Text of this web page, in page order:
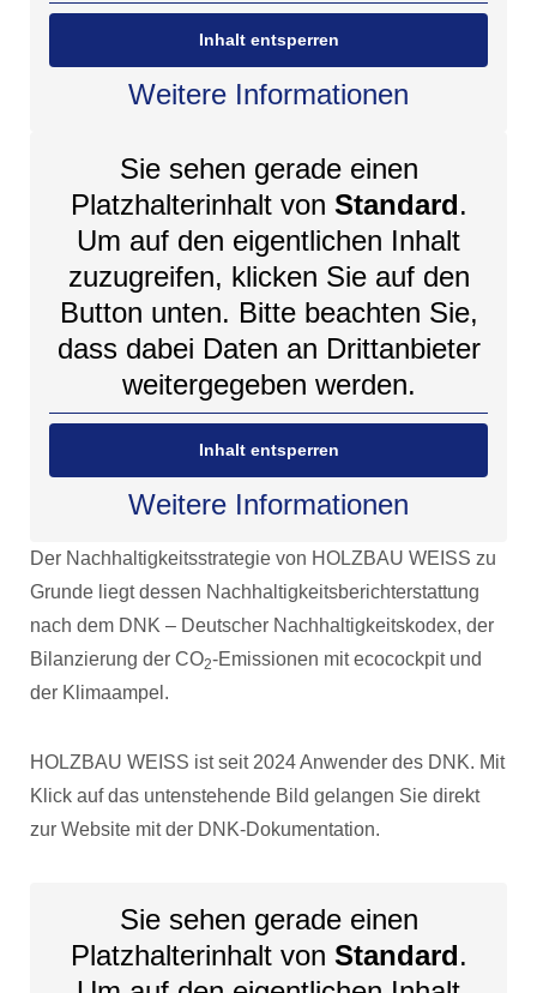
Inhalt entsperren
Weitere Informationen
Sie sehen gerade einen
Platzhalterinhalt von Standard.
Um auf den eigentlichen Inhalt
zuzugreifen, klicken Sie auf den
Button unten. Bitte beachten Sie,
dass dabei Daten an Drittanbieter
weitergegeben werden.
Inhalt entsperren
Weitere Informationen
Der Nachhaltigkeitsstrategie von HOLZBAU WEISS zu
Grunde liegt dessen Nachhaltigkeitsberichterstattung
nach dem DNK – Deutscher Nachhaltigkeitskodex, der
Bilanzierung der CO2-Emissionen mit ecocockpit und
der Klimaampel.
HOLZBAU WEISS ist seit 2024 Anwender des DNK. Mit
Klick auf das untenstehende Bild gelangen Sie direkt
zur Website mit der DNK-Dokumentation.
Sie sehen gerade einen
Platzhalterinhalt von Standard.